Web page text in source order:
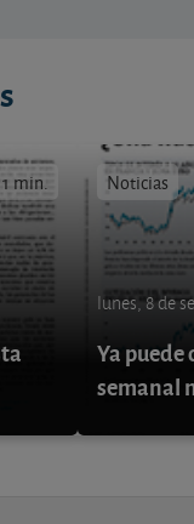
min. Noticias
lunes, 8 de
Ya puede
semanal